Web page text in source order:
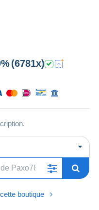
(6781x)
boutique